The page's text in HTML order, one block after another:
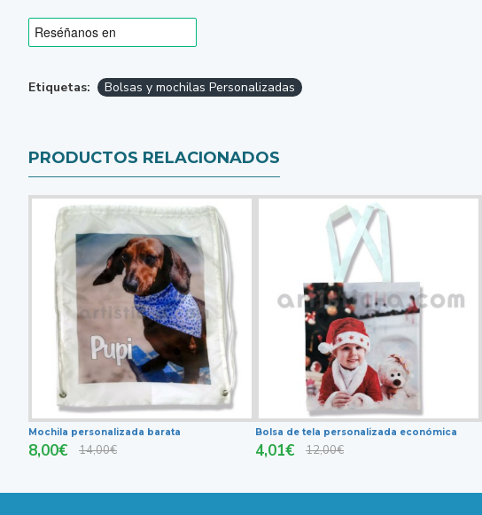
Etiquetas: Bolsas y mochilas Personalizadas
PRODUCTOS RELACIONADOS
Mochila personalizada barata
8,00€ 14,00€
Bolsa de tela personalizada económica
4,01€ 12,00€